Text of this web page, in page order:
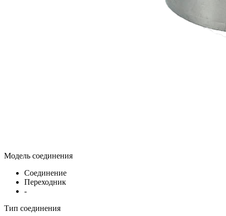
Модель соединения
Соединение
Переходник
-
Тип соединения